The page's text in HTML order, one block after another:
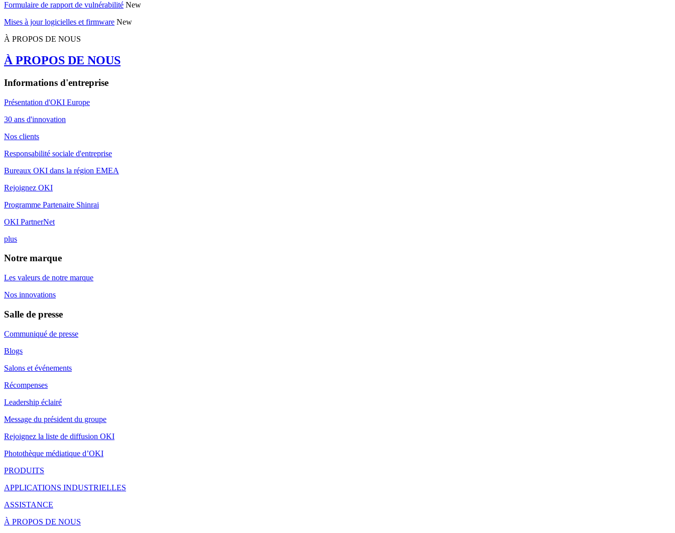
Formulaire de rapport de vulnérabilité New
Mises à jour logicielles et firmware New
À PROPOS DE NOUS
À PROPOS DE NOUS
Informations d'entreprise
Présentation d'OKI Europe
30 ans d'innovation
Nos clients
Responsabilité sociale d'entreprise
Bureaux OKI dans la région EMEA
Rejoignez OKI
Programme Partenaire Shinrai
OKI PartnerNet
plus
Notre marque
Les valeurs de notre marque
Nos innovations
Salle de presse
Communiqué de presse
Blogs
Salons et événements
Récompenses
Leadership éclairé
Message du président du groupe
Rejoignez la liste de diffusion OKI
Photothèque médiatique d’OKI
PRODUITS
APPLICATIONS INDUSTRIELLES
ASSISTANCE
À PROPOS DE NOUS